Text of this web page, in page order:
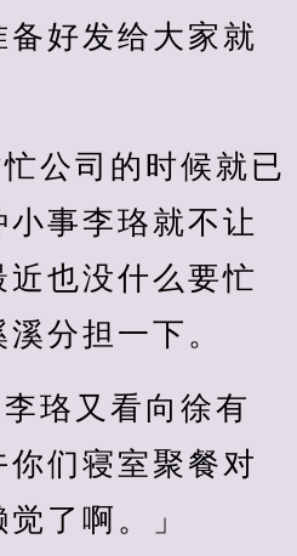
好发给大家就
公司的时候就已
事李珞就不让
也没什么要忙
分担一下。
珞又看向徐有
们寝室聚餐对
了啊。」